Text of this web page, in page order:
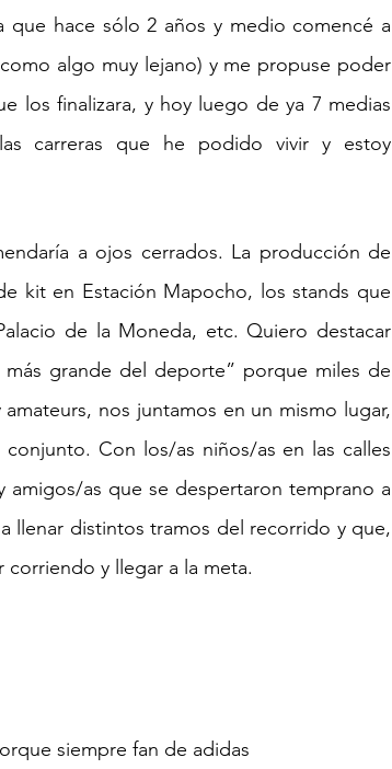
que hace sólo 2 años y medio comencé a
algo muy lejano) y me propuse poder
los finalizara, y hoy luego de ya 7 medias
carreras que he podido vivir y estoy
a ojos cerrados. La producción de
kit en Estación Mapocho, los stands que
de la Moneda, etc. Quiero destacar
grande del deporte” porque miles de
nos juntamos en un mismo lugar,
Con los/as niños/as en las calles
as que se despertaron temprano a
llenar distintos tramos del recorrido y que,
y llegar a la meta.
siempre fan de adidas